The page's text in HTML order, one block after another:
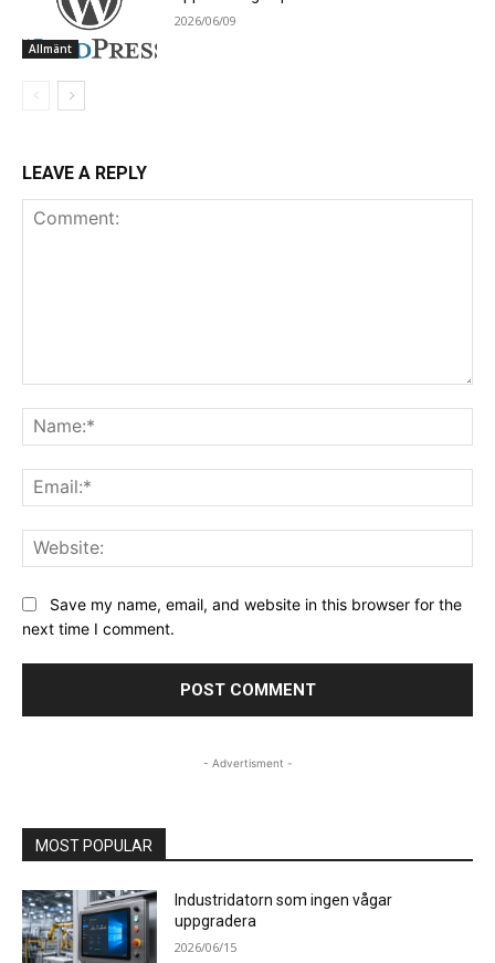
Allmänt
2026/06/09
LEAVE A REPLY
Save my name, email, and website in this browser for the
next time I comment.
- Advertisment -
MOST POPULAR
Industridatorn som ingen vågar
uppgradera
2026/06/15